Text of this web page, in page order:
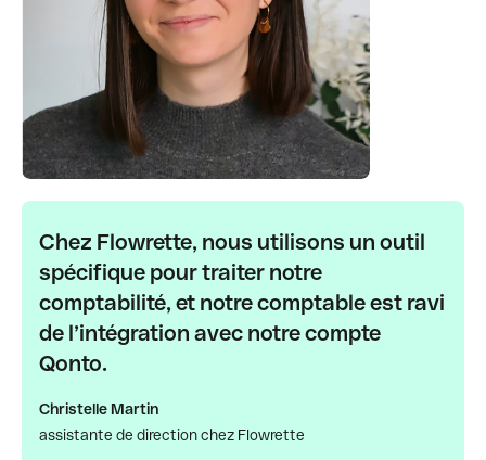
Chez Flowrette, nous utilisons un outil
spécifique pour traiter notre
comptabilité, et notre comptable est ravi
de l’intégration avec notre compte
Qonto.
Christelle Martin
assistante de direction chez Flowrette